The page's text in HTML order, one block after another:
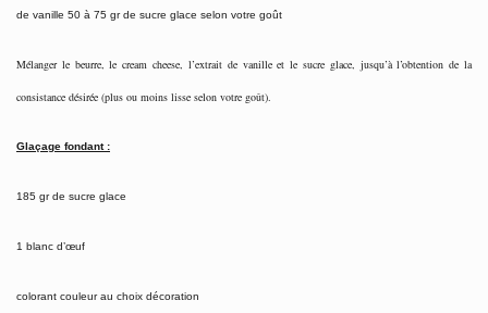
de vanille 50 à 75 gr de sucre glace selon votre goût
Mélanger le beurre, le cream cheese, l’extrait de vanille et le sucre glace, jusqu’à l’obtention de la
consistance désirée (plus ou moins lisse selon votre goût).
Glaçage fondant :
185 gr de sucre glace
1 blanc d’œuf
colorant couleur au choix décoration